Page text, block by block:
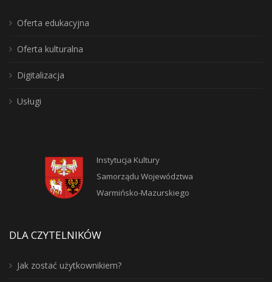
Oferta edukacyjna
Oferta kulturalna
Digitalizacja
Usługi
Instytucja Kultury
Samorządu Województwa
Warmińsko-Mazurskiego
DLA CZYTELNIKÓW
Jak zostać użytkownikiem?